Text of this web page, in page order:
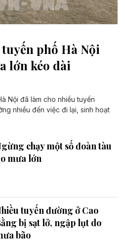
phố Hà Nội
lớn kéo dài
Nội đã làm cho nhiều tuyến
nhiều đến việc đi lại, sinh hoạt
chạy một số đoàn tàu
mưa lớn
tuyến đường ở Cao
bị sạt lở, ngập lụt do
bão